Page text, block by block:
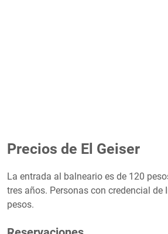
Precios de El Geiser
La entrada al balneario es de 120
tres años. Personas con credencial de
pesos.